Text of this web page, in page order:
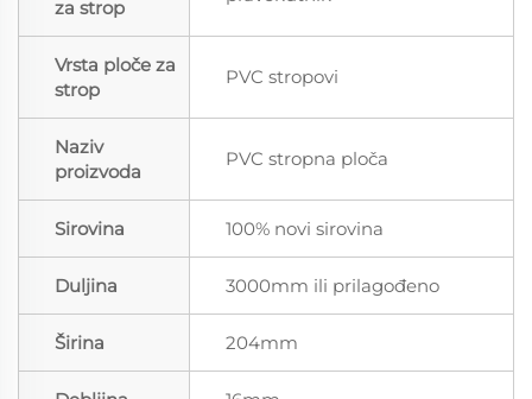
za strop
Vrsta ploče za
strop
PVC stropovi
Naziv
proizvoda
PVC stropna ploča
Sirovina 100% novi sirovina
Duljina 3000mm ili prilagođeno
Širina 204mm